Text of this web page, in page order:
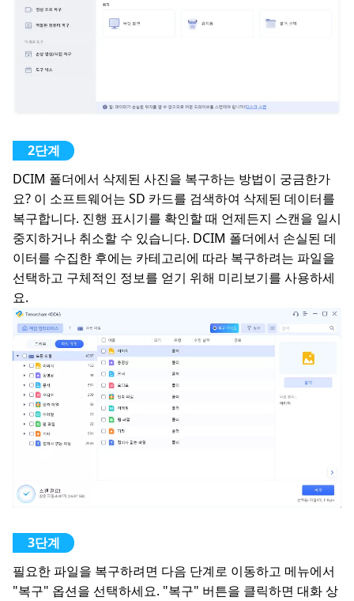
DCIM 폴더에서 삭제된 사진을 복구하는 방법이 궁금한가
요? 이 소프트웨어는 SD 카드를 검색하여 삭제된 데이터를
복구합니다. 진행 표시기를 확인할 때 언제든지 스캔을 일시
중지하거나 취소할 수 있습니다. DCIM 폴더에서 손실된 데
이터를 수집한 후에는 카테고리에 따라 복구하려는 파일을
선택하고 구체적인 정보를 얻기 위해 미리보기를 사용하세
요.
필요한 파일을 복구하려면 다음 단계로 이동하고 메뉴에서
"복구" 옵션을 선택하세요. "복구" 버튼을 클릭하면 대화 상